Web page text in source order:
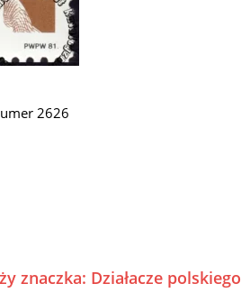
2626
znaczka: Działacze polskiego